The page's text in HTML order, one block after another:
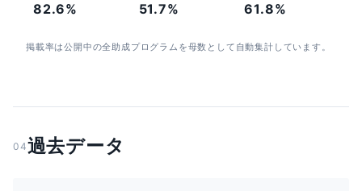
82.6% 51.7% 61.8%
掲載率は公開中の全助成プログラムを母数として自動集計しています。
04過去データ